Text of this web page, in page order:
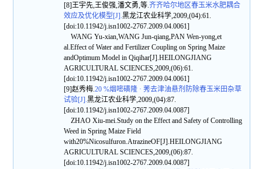
[8]王宇先,王俊强,潘文勇,等.齐齐哈尔地区春玉米水肥耦合
效应及优化模型[J].黑龙江农业科学,2009,(04):61.
[doi:10.11942/j.isn1002-2767.2009.04.0061]
WANG Yu-xian,WANG Jun-qiang,PAN Wen-yong,et
al.Effect of Water and Fertilizer Coupling on Spring Maize
andOptimum Model in Qiqihar[J].HEILONGJIANG
AGRICULTURAL SCIENCES,2009,(06):61.
[doi:10.11942/j.isn1002-2767.2009.04.0061]
[9]赵秀梅.20 %烟嘧磺隆 · 莠去津油悬剂防除春玉米田杂草
试验[J].黑龙江农业科学,2009,(04):87.
[doi:10.11942/j.isn1002-2767.2009.04.0087]
ZHAO Xiu-mei.Study on the Effect and Safety of Controlling
Weed in Spring Maize Field
with20%Nicosulfuron.AtrazineOF[J].HEILONGJIANG
AGRICULTURAL SCIENCES,2009,(06):87.
[doi:10.11942/j.isn1002-2767.2009.04.0087]